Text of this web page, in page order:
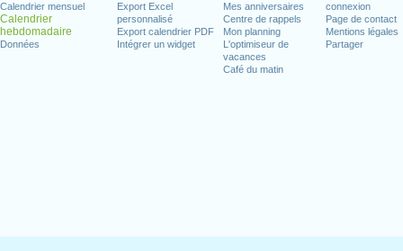
Calendrier mensuel
Calendrier
hebdomadaire
Données
Export Excel
personnalisé
Export calendrier PDF
Intégrer un widget
Mes anniversaires
Centre de rappels
Mon planning
L'optimiseur de
vacances
Café du matin
connexion
Page de contact
Mentions légales
Partager